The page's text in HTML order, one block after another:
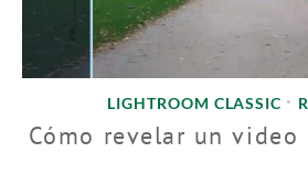
LIGHTROOM CLASSIC •
Cómo revelar un